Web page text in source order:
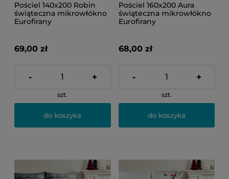
Pościel 140x200 Robin
świąteczna mikrowłókno
Eurofirany
69,00 zł
- +
szt.
do koszyka
Pościel 160x200 Aura
świąteczna mikrowłókno
Eurofirany
68,00 zł
- +
szt.
do koszyka